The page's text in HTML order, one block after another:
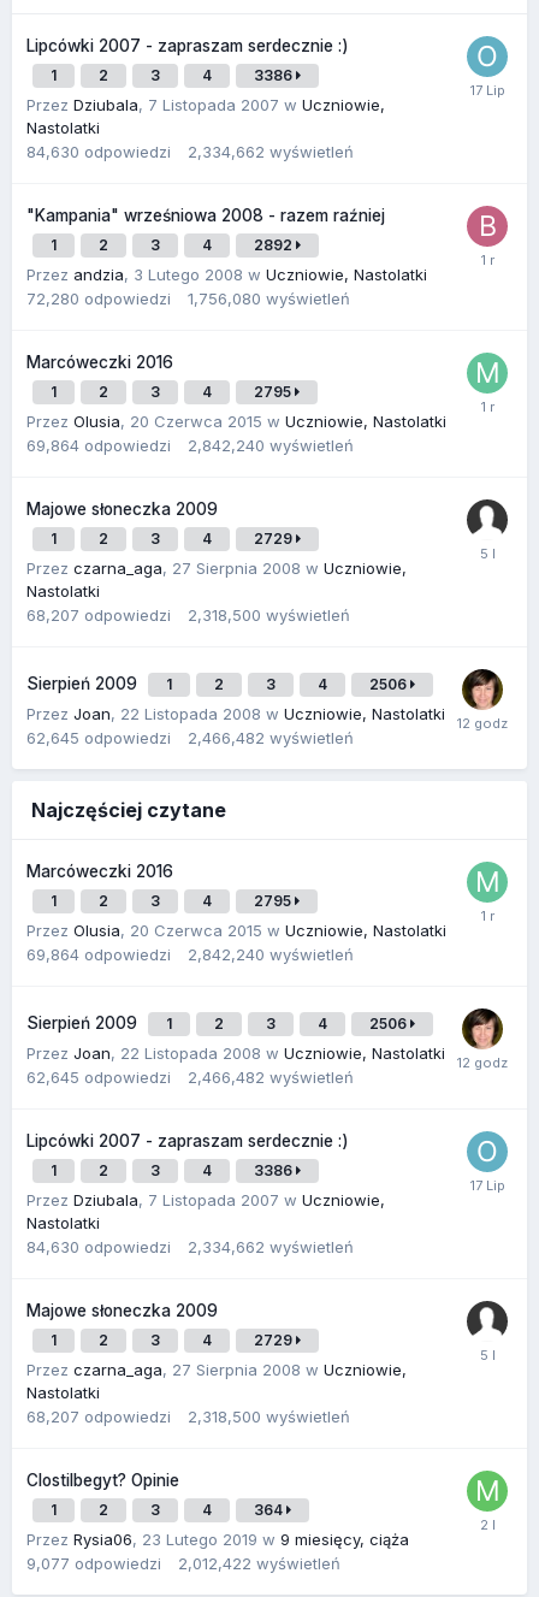
Lipcówki 2007 - zapraszam serdecznie :)
1 2 3 4 3386
Przez Dziubala, 7 Listopada 2007 w Uczniowie,
Nastolatki
84,630 odpowiedzi 2,334,662 wyświetleń
"Kampania" wrześniowa 2008 - razem raźniej
1 2 3 4 2892
Przez andzia, 3 Lutego 2008 w Uczniowie, Nastolatki
72,280 odpowiedzi 1,756,080 wyświetleń
Marcóweczki 2016
1 2 3 4 2795
Przez Olusia, 20 Czerwca 2015 w Uczniowie, Nastolatki
69,864 odpowiedzi 2,842,240 wyświetleń
Majowe słoneczka 2009
1 2 3 4 2729
Przez czarna_aga, 27 Sierpnia 2008 w Uczniowie,
Nastolatki
68,207 odpowiedzi 2,318,500 wyświetleń
Sierpień 2009 1 2 3 4 2506
Przez Joan, 22 Listopada 2008 w Uczniowie, Nastolatki
62,645 odpowiedzi 2,466,482 wyświetleń
Najczęściej czytane
Marcóweczki 2016
1 2 3 4 2795
Przez Olusia, 20 Czerwca 2015 w Uczniowie, Nastolatki
69,864 odpowiedzi 2,842,240 wyświetleń
Sierpień 2009 1 2 3 4 2506
Przez Joan, 22 Listopada 2008 w Uczniowie, Nastolatki
62,645 odpowiedzi 2,466,482 wyświetleń
Lipcówki 2007 - zapraszam serdecznie :)
1 2 3 4 3386
Przez Dziubala, 7 Listopada 2007 w Uczniowie,
Nastolatki
84,630 odpowiedzi 2,334,662 wyświetleń
Majowe słoneczka 2009
1 2 3 4 2729
Przez czarna_aga, 27 Sierpnia 2008 w Uczniowie,
Nastolatki
68,207 odpowiedzi 2,318,500 wyświetleń
Clostilbegyt? Opinie
1 2 3 4 364
Przez Rysia06, 23 Lutego 2019 w 9 miesięcy, ciąża
9,077 odpowiedzi 2,012,422 wyświetleń